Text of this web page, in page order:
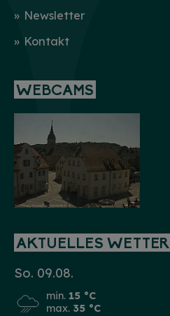
Newsletter
Kontakt
WEBCAMS
AKTUELLES WETTER
So. 09.08.
min. 15 °C
max. 35 °C